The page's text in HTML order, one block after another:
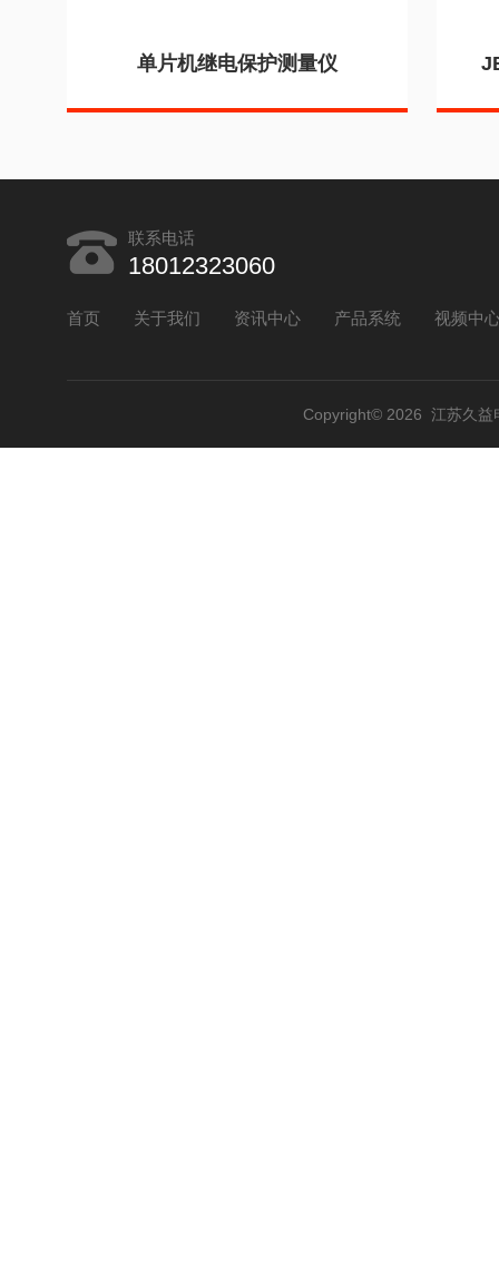
单片机继电保护测量仪
联系电话
18012323060
首页 关于我们 资讯中心 产品系统 视频中
Copyright© 2026 江苏久